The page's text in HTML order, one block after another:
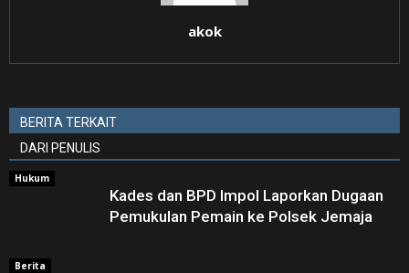
akok
BERITA TERKAIT
DARI PENULIS
Hukum
Kades dan BPD Impol Laporkan Dugaan
Pemukulan Pemain ke Polsek Jemaja
Berita